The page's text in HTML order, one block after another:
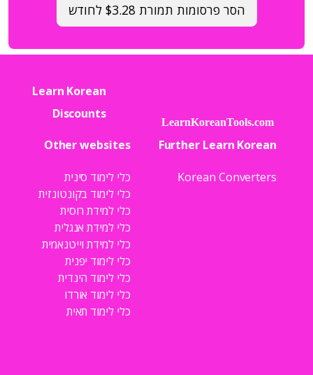
הסר פרסומות תמורת $3.28 לחודש
Learn Korean
Discounts
Further Learn Korean
Korean Converters
Other websites
כלי לימוד סינית
כלי לימוד בקונטונזית
כלי למידת רוסית
כלי למידת אנגלית
כלי למידת וייטנאמית
כלי לימוד יפנית
כלי לימוד הינדית
כלי לימוד אורדו
כלי לימוד תאית